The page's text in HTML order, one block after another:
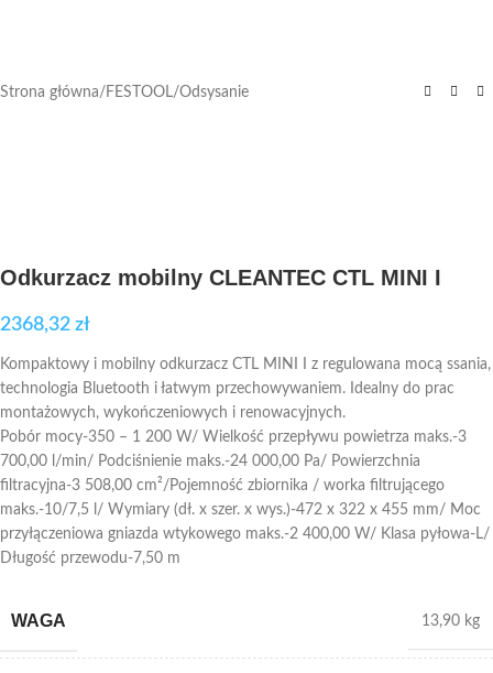
Strona główna/FESTOOL/Odsysanie
Odkurzacz mobilny CLEANTEC CTL MINI I
2368,32 zł
Kompaktowy i mobilny odkurzacz CTL MINI I z regulowana mocą ssania,
technologia Bluetooth i łatwym przechowywaniem. Idealny do prac
montażowych, wykończeniowych i renowacyjnych.
Pobór mocy-350 – 1 200 W/ Wielkość przepływu powietrza maks.-3
700,00 l/min/ Podciśnienie maks.-24 000,00 Pa/ Powierzchnia
filtracyjna-3 508,00 cm²/Pojemność zbiornika / worka filtrującego
maks.-10/7,5 l/ Wymiary (dł. x szer. x wys.)-472 x 322 x 455 mm/ Moc
przyłączeniowa gniazda wtykowego maks.-2 400,00 W/ Klasa pyłowa-L/
Długość przewodu-7,50 m
WAGA 13,90 kg